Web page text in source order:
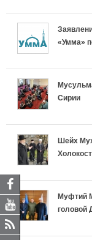
«Умма»
Сирии
Шейх
Муфтий
головой